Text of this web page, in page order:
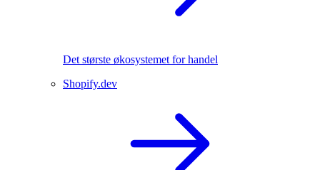
Det største økosystemet for handel
Shopify.dev